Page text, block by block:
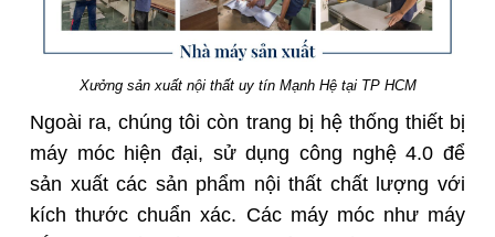
Xưởng sản xuất nội thất uy tín Mạnh Hệ tại TP HCM
Ngoài ra, chúng tôi còn trang bị hệ thống thiết bị
máy móc hiện đại, sử dụng công nghệ 4.0 để
sản xuất các sản phẩm nội thất chất lượng với
kích thước chuẩn xác. Các máy móc như máy